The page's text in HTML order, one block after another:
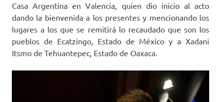
Casa Argentina en Valencia, quien dio inicio al acto
dando la bienvenida a los presentes y mencionando los
lugares a los que se remitirá lo recaudado que son los
pueblos de Ecatzingo, Estado de México y a Xadani
Itsmo de Tehuantepec, Estado de Oaxaca.